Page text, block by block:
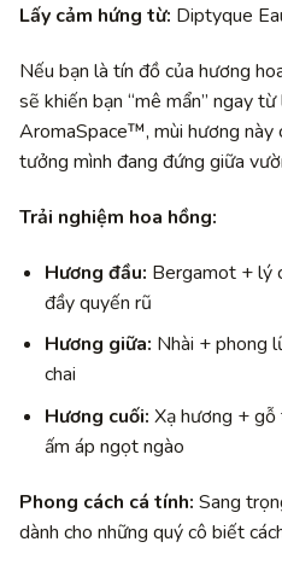
Lấy cảm hứng từ: Diptyque
Nếu bạn là tín đồ của hương
sẽ khiến bạn “mê mẩn” ngay
AromaSpace™, mùi hương này
tưởng mình đang đứng giữa
Trải nghiệm hoa hồng:
Hương đầu: Bergamot + lý
đầy quyến rũ
Hương giữa: Nhài + phong
chai
Hương cuối: Xạ hương +
ấm áp ngọt ngào
Phong cách cá tính: Sang
dành cho những quý cô biết